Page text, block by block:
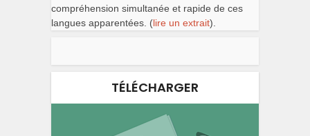
compréhension simultanée et rapide de ces
langues apparentées. (lire un extrait).
TÉLÉCHARGER